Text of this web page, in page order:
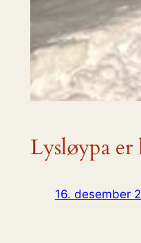
Lysløypa
16. desember